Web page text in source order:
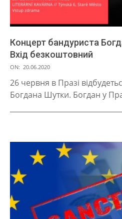
Концерт бандуриста
Вхід безкоштовний
2020-
06-
20
ON: 20.06.2020
26 червня в Празі
Богдана Шутки. Богдан у